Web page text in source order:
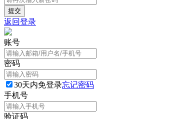
返回登录
账号
密码
30天内免登录忘记密码
手机号
验证码